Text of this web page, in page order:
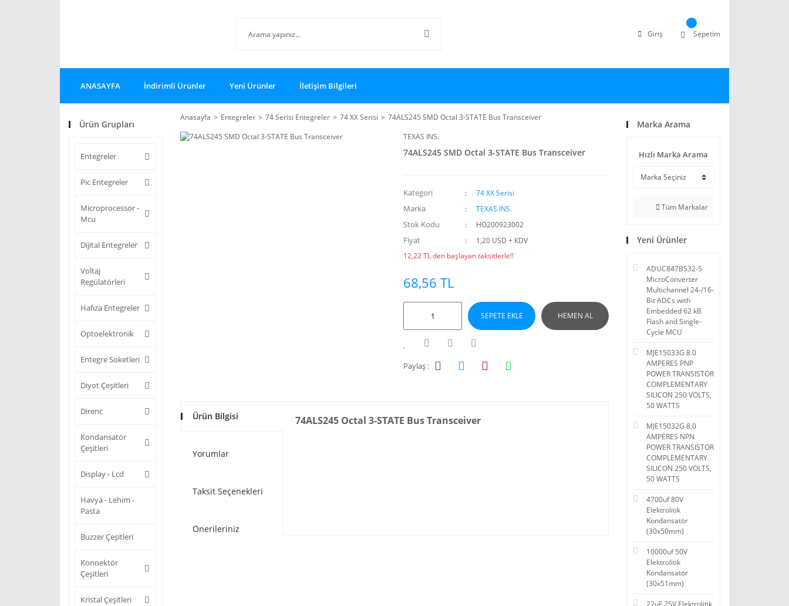
Giriş Sepetim
ANASAYFA İndirimli Ürünler Yeni Ürünler İletişim Bilgileri
Ürün Grupları
Entegreler
Pic Entegreler
Microprocessor -
Mcu
Dijital Entegreler
Voltaj
Regülatörleri
Hafıza Entegreler
Optoelektronik
Entegre Soketleri
Diyot Çeşitleri
Direnc
Kondansatör
Çeşitleri
Display - Lcd
Havya - Lehim -
Pasta
Buzzer Çeşitleri
Konnektör
Çeşitleri
Kristal Çeşitleri
Anasayfa Entegreler 74 Serisi Entegreler 74 XX Serisi
74ALS245 SMD Octal 3-STATE Bus Transceiver
TEXAS INS.
74ALS245 SMD Octal 3-STATE Bus Transceiver
Kategori 74 XX Serisi
Marka TEXAS INS.
Stok Kodu HO200923002
Fiyat
1,20 USD + KDV
12,22 TL den başlayan taksitlerle!!
68,56 TL
SEPETE EKLE HEMEN AL
Paylaş :
Ürün Bilgisi
Yorumlar
Taksit Seçenekleri
Önerileriniz
74ALS245 Octal 3-STATE Bus Transceiver
Marka Arama
Hızlı Marka Arama
Tüm Markalar
Yeni Ürünler
ADUC847BS32-5
MicroConverter
Multichannel 24-/16-
Bit ADCs with
Embedded 62 kB
Flash and Single-
Cycle MCU
MJE15033G 8.0
AMPERES PNP
POWER TRANSISTOR
COMPLEMENTARY
SILICON 250 VOLTS,
50 WATTS
MJE15032G 8.0
AMPERES NPN
POWER TRANSISTOR
COMPLEMENTARY
SILICON 250 VOLTS,
50 WATTS
4700uf 80V
Elektrolitik
Kondansatör
(30x50mm)
10000uf 50V
Elektrolitik
Kondansatör
(30x51mm)
22uF 25V Elektrolitik